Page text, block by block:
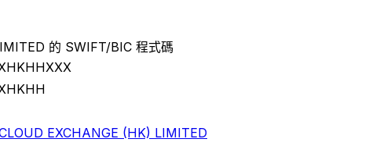
的 SWIFT/BIC 程式碼
EXCHANGE (HK) LIMITED